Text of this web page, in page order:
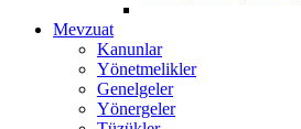
Mevzuat
Kanunlar
Yönetmelikler
Genelgeler
Yönergeler